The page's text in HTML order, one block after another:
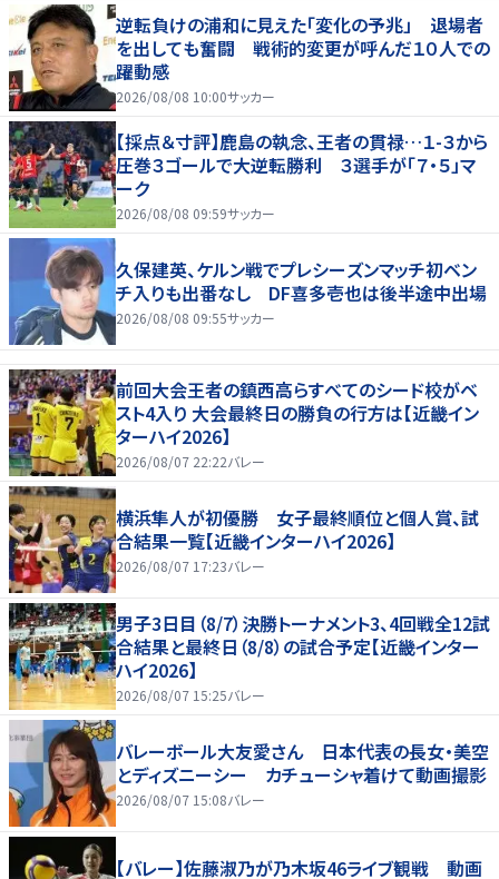
逆転負けの浦和に見えた「変化の予兆」 退場者
を出しても奮闘 戦術的変更が呼んだ１０人での
躍動感
2026/08/08 10:00サッカー
【採点＆寸評】鹿島の執念、王者の貫禄…１-３から
圧巻３ゴールで大逆転勝利 ３選手が「７・５」マ
ーク
2026/08/08 09:59サッカー
久保建英、ケルン戦でプレシーズンマッチ初ベン
チ入りも出番なし DF喜多壱也は後半途中出場
2026/08/08 09:55サッカー
前回大会王者の鎮西高らすべてのシード校がベ
スト4入り 大会最終日の勝負の行方は【近畿イン
ターハイ2026】
2026/08/07 22:22バレー
横浜隼人が初優勝 女子最終順位と個人賞、試
合結果一覧【近畿インターハイ2026】
2026/08/07 17:23バレー
男子3日目（8/7）決勝トーナメント3、4回戦全12試
合結果と最終日（8/8）の試合予定【近畿インター
ハイ2026】
2026/08/07 15:25バレー
バレーボール大友愛さん 日本代表の長女・美空
とディズニーシー カチューシャ着けて動画撮影
2026/08/07 15:08バレー
【バレー】佐藤淑乃が乃木坂46ライブ観戦 動画